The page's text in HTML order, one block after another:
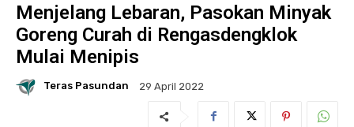
Menjelang Lebaran, Pasokan Minyak
Goreng Curah di Rengasdengklok
Mulai Menipis
Teras Pasundan 29 April 2022